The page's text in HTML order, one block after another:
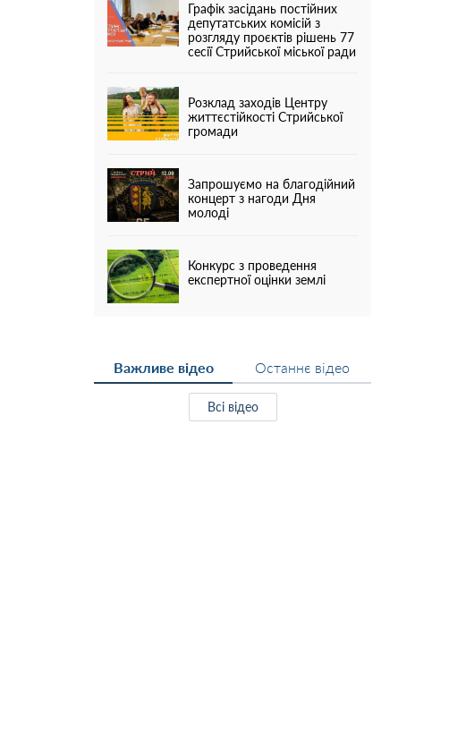
Графік засідань постійних
депутатських комісій з
розгляду проєктів рішень 77
сесії Стрийської міської ради
Розклад заходів Центру
життєстійкості Стрийської
громади
Запрошуємо на благодійний
концерт з нагоди Дня
молоді
Конкурс з проведення
експертної оцінки землі
Важливе відео Останнє відео
Всі відео